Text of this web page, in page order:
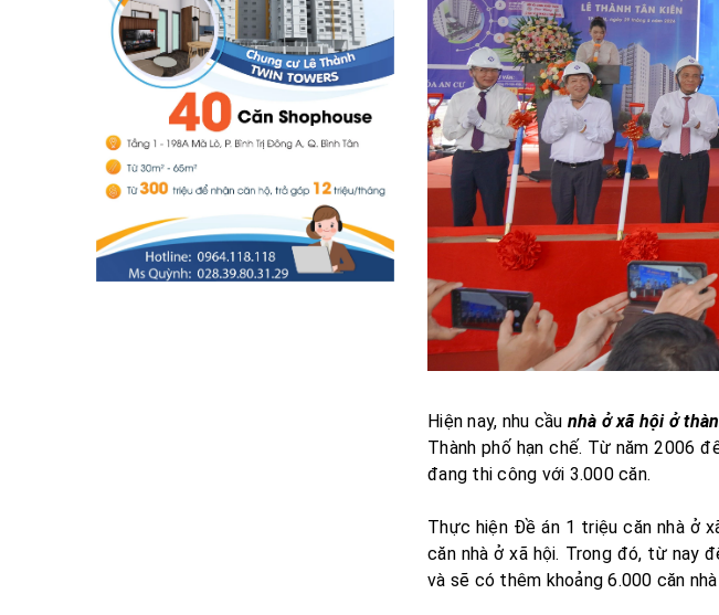
Hiện nay, nhu cầu nhà ở xã hội ở
Thành phố hạn chế. Từ năm 2006
đang thi công với 3.000 căn.
Thực hiện Đề án 1 triệu căn nhà ở
căn nhà ở xã hội. Trong đó, từ nay
và sẽ có thêm khoảng 6.000 căn